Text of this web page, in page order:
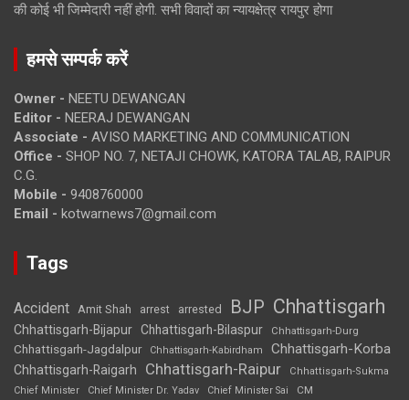
की कोई भी जिम्मेदारी नहीं होगी. सभी विवादों का न्यायक्षेत्र रायपुर होगा
हमसे सम्पर्क करें
Owner - NEETU DEWANGAN
Editor - NEERAJ DEWANGAN
Associate - AVISO MARKETING AND COMMUNICATION
Office - SHOP NO. 7, NETAJI CHOWK, KATORA TALAB, RAIPUR
C.G.
Mobile - 9408760000
Email - kotwarnews7@gmail.com
Tags
Accident Amit Shah arrest arrested BJP Chhattisgarh
Chhattisgarh-Bijapur Chhattisgarh-Bilaspur Chhattisgarh-Durg
Chhattisgarh-Jagdalpur Chhattisgarh-Kabirdham Chhattisgarh-Korba
Chhattisgarh-Raigarh Chhattisgarh-Raipur
Chhattisgarh-Sukma
Chief Minister
Chief Minister Dr. Yadav Chief Minister Sai CM